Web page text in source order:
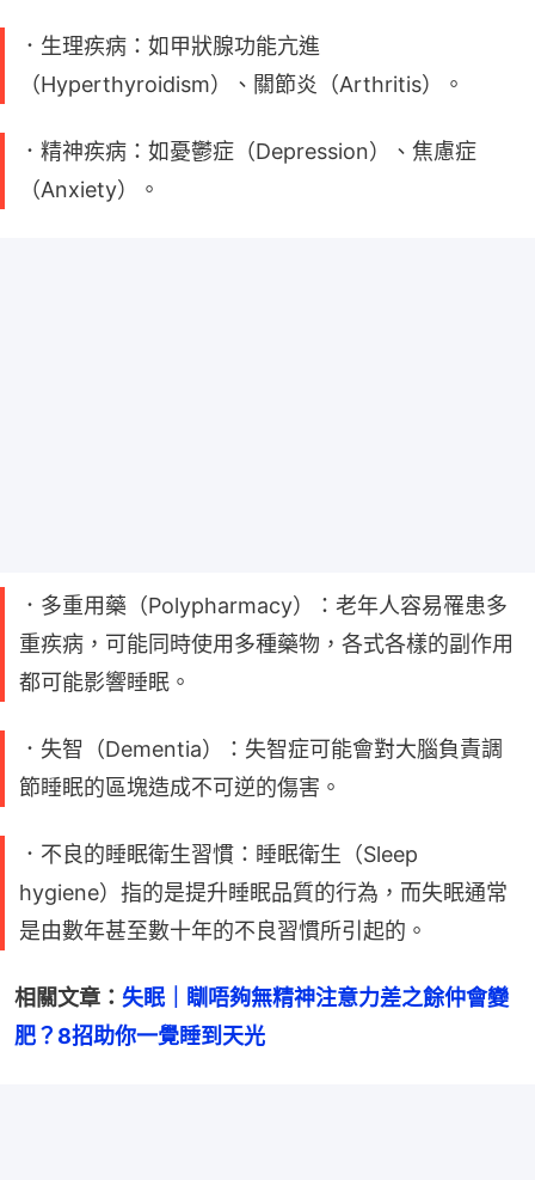
．生理疾病：如甲狀腺功能亢進
（Hyperthyroidism）、關節炎（Arthritis）。
．精神疾病：如憂鬱症（Depression）、焦慮症
（Anxiety）。
．多重用藥（Polypharmacy）：老年人容易罹患多
重疾病，可能同時使用多種藥物，各式各樣的副作用
都可能影響睡眠。
．失智（Dementia）：失智症可能會對大腦負責調
節睡眠的區塊造成不可逆的傷害。
．不良的睡眠衛生習慣：睡眠衛生（Sleep
hygiene）指的是提升睡眠品質的行為，而失眠通常
是由數年甚至數十年的不良習慣所引起的。
相關文章： 失眠｜瞓唔夠無精神注意力差之餘仲會變
肥？8招助你一覺睡到天光